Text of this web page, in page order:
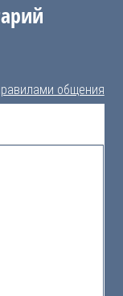
общения